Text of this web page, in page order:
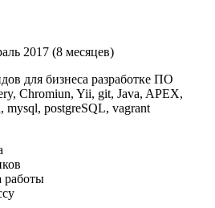
2017 (8 месяцев)
для бизнеса разработке ПО
Chromiun, Yii, git, Java, APEX,
postgreSQL, vagrant
работы